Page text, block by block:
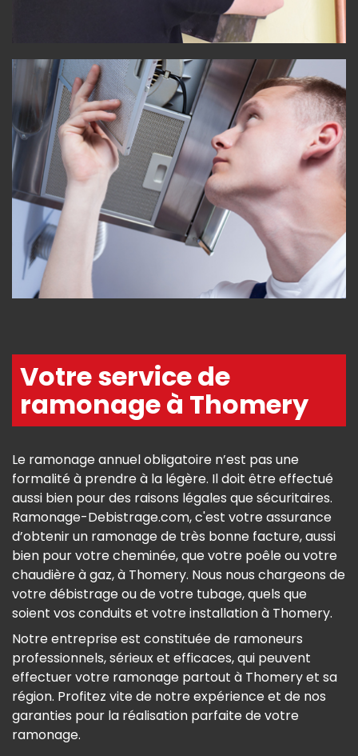
Votre service de
ramonage à Thomery
Le ramonage annuel obligatoire n’est pas une
formalité à prendre à la légère. Il doit être effectué
aussi bien pour des raisons légales que sécuritaires.
Ramonage-Debistrage.com, c'est votre assurance
d’obtenir un ramonage de très bonne facture, aussi
bien pour votre cheminée, que votre poêle ou votre
chaudière à gaz, à Thomery. Nous nous chargeons de
votre débistrage ou de votre tubage, quels que
soient vos conduits et votre installation à Thomery.
Notre entreprise est constituée de ramoneurs
professionnels, sérieux et efficaces, qui peuvent
effectuer votre ramonage partout à Thomery et sa
région. Profitez vite de notre expérience et de nos
garanties pour la réalisation parfaite de votre
ramonage.